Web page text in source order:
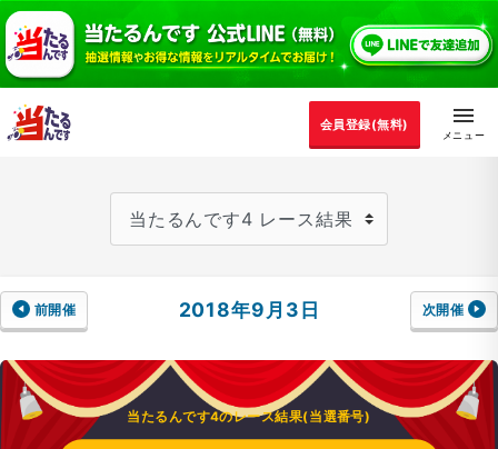
会員登録(無料)
前開催 2018年9月3日 次開催
当たるんです4のレース結果(当選番号)